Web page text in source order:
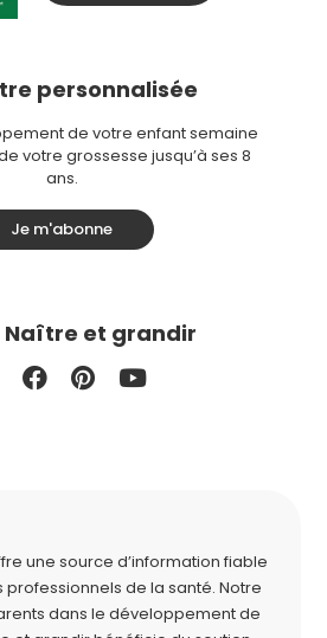
personnalisée
de votre enfant semaine
votre grossesse jusqu’à ses 8
ans.
Je m'abonne
Naître et grandir
une source d’information fiable
de la santé. Notre
dans le développement de